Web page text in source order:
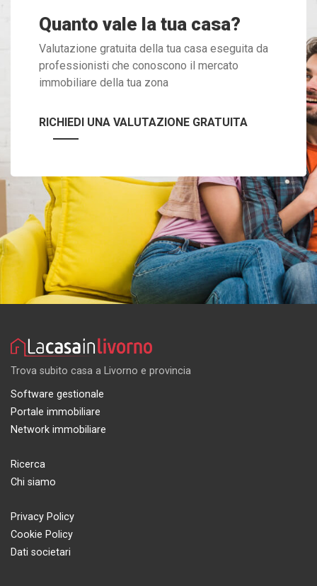
Quanto vale la tua casa?
Valutazione gratuita della tua casa eseguita da
professionisti che conoscono il mercato
immobiliare della tua zona
RICHIEDI UNA VALUTAZIONE GRATUITA
Trova subito casa a Livorno e provincia
Software gestionale
Portale immobiliare
Network immobiliare
Ricerca
Chi siamo
Privacy Policy
Cookie Policy
Dati societari